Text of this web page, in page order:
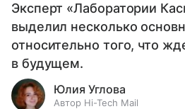
Эксперт «Лаборатории
выделил несколько
относительно того, что
в будущем.
Юлия Углова
Автор Hi-Tech Mail